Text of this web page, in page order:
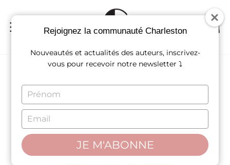
contenu
Rejoignez la communauté Charleston
Nouveautés et actualités des auteurs, inscrivez-
vous pour recevoir notre newsletter ⤵
TYPE
YOUR
NAME
TYPE
YOUR
EMAIL
JE M'ABONNE